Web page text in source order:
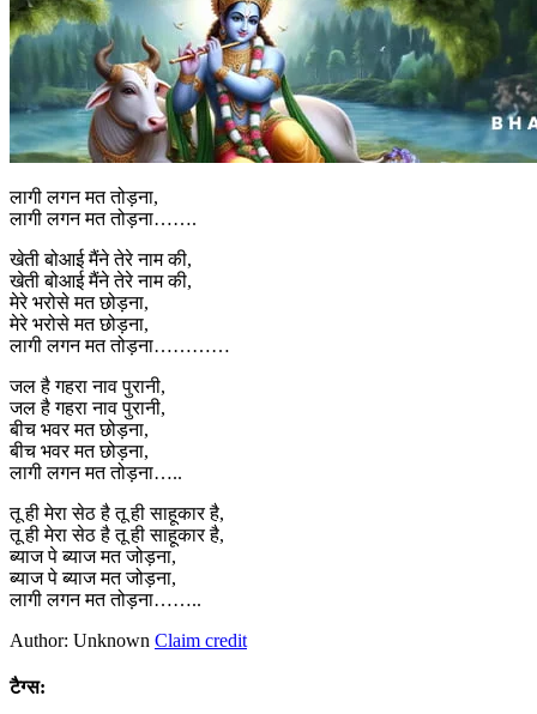
लागी लगन मत तोड़ना,
लागी लगन मत तोड़ना…….
खेती बोआई मैंने तेरे नाम की,
खेती बोआई मैंने तेरे नाम की,
मेरे भरोसे मत छोड़ना,
मेरे भरोसे मत छोड़ना,
लागी लगन मत तोड़ना…………
जल है गहरा नाव पुरानी,
जल है गहरा नाव पुरानी,
बीच भवर मत छोड़ना,
बीच भवर मत छोड़ना,
लागी लगन मत तोड़ना…..
तू ही मेरा सेठ है तू ही साहूकार है,
तू ही मेरा सेठ है तू ही साहूकार है,
ब्याज पे ब्याज मत जोड़ना,
ब्याज पे ब्याज मत जोड़ना,
लागी लगन मत तोड़ना……..
Author: Unknown Claim credit
टैग्स: